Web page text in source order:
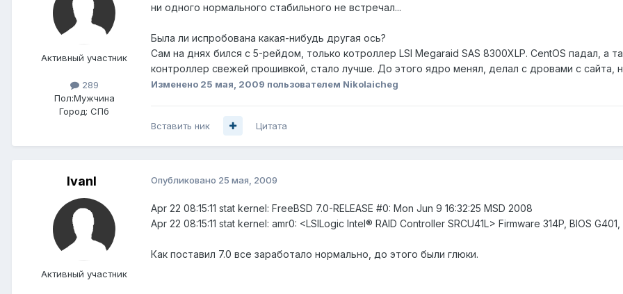
Активный участник
289
Пол:Мужчина
Город: СПб
ни одного нормального стабильного не встречал...
Была ли испробована какая-нибудь другая ось?
Сам на днях бился с 5-рейдом, только котроллер LSI Megaraid SAS 8300XLP. CentOS падал, а
контроллер свежей прошивкой, стало лучше. До этого ядро менял, делал с дровами с сайта,
Изменено 25 мая, 2009 пользователем Nikolaicheg
Вставить ник Цитата
IvanI
Активный участник
Опубликовано 25 мая, 2009
Apr 22 08:15:11 stat kernel: FreeBSD 7.0-RELEASE #0: Mon Jun 9 16:32:25 MSD 2008
Apr 22 08:15:11 stat kernel: amr0: <LSILogic Intel® RAID Controller SRCU41L> Firmware 314P, BIOS
Как поставил 7.0 все заработало нормально, до этого были глюки.